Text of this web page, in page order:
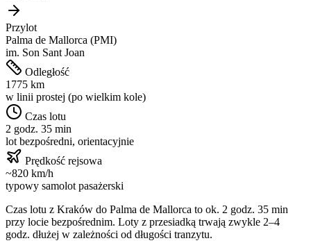
Przylot
Palma de Mallorca (PMI)
im. Son Sant Joan
Odległość
1775 km
w linii prostej (po wielkim kole)
Czas lotu
2 godz. 35 min
lot bezpośredni, orientacyjnie
Prędkość rejsowa
~820 km/h
typowy samolot pasażerski
Czas lotu z Kraków do Palma de Mallorca to ok. 2 godz. 35 min
przy locie bezpośrednim. Loty z przesiadką trwają zwykle 2–4
godz. dłużej w zależności od długości tranzytu.